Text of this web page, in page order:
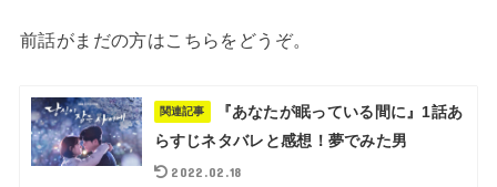
前話がまだの方はこちらをどうぞ。
関連記事
『あなたが眠っている間に』1話あ
らすじネタバレと感想！夢でみた男
2022.02.18